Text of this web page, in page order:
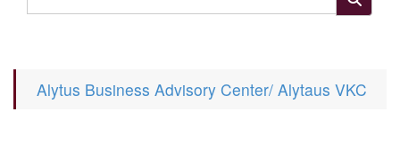
Alytus Business Advisory Center/ Alytaus VKC